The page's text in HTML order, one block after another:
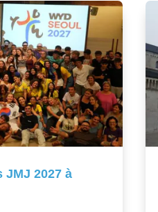
JMJ 2027 à